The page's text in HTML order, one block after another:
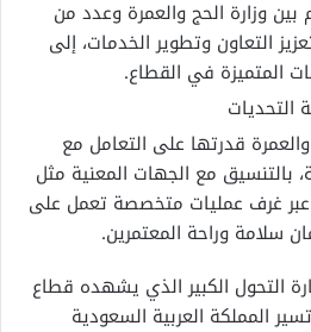
وزارة الحج والعمرة وعدد من
التعاون وتطوير الخدمات، إلى
المتميزة في القطاع.
التحديات
قدرتها على التعامل مع
بالتنسيق مع الجهات المعنية مثل
عبر غرف عمليات متخصصة تعمل على
سلامة وراحة المعتمرين.
التحول الكبير الذي يشهده قطاع
المملكة العربية السعودية